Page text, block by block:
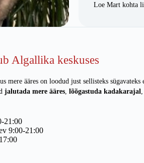
Loe Mart kohta
Algallika keskuses
mere ääres on loodud just sellisteks sügavateks
jalutada mere ääres lõõgastuda kadakarajal
21:00
9:00-21:00